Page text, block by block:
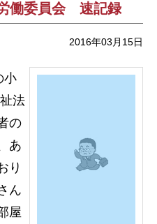
働委員会 速記録
2016年03月15日
小
法
の
あ
り
ん
屋